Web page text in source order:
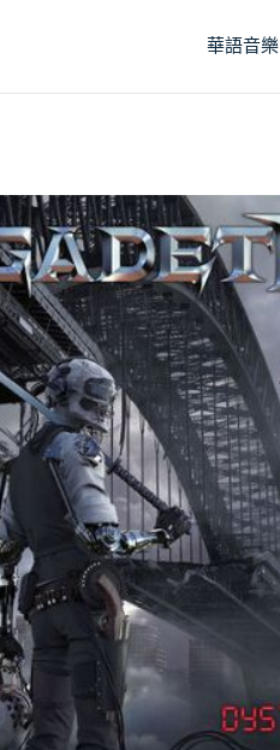
華語音樂
在
相
簿
中
開
啟
第